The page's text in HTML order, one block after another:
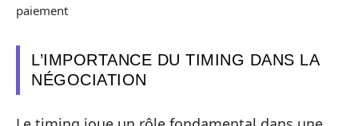
paiement
L’IMPORTANCE DU TIMING DANS LA
NÉGOCIATION